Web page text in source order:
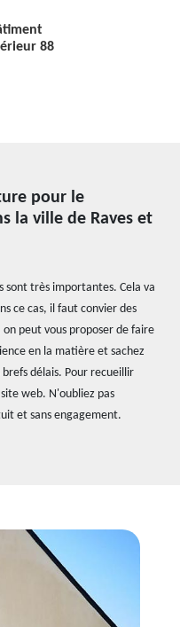
88
pour le
la ville de Raves et
sont très importantes. Cela va
ce cas, il faut convier des
peut vous proposer de faire
en la matière et sachez
délais. Pour recueillir
web. N'oubliez pas
et sans engagement.